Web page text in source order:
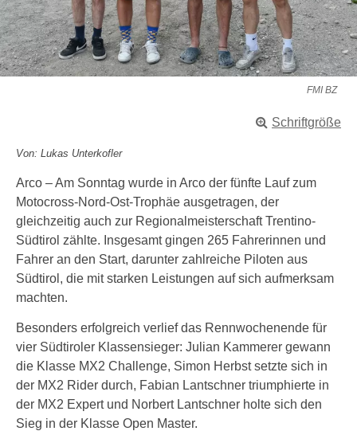
FMI BZ
Schriftgröße
Von: Lukas Unterkofler
Arco – Am Sonntag wurde in Arco der fünfte Lauf zum
Motocross-Nord-Ost-Trophäe ausgetragen, der
gleichzeitig auch zur Regionalmeisterschaft Trentino-
Südtirol zählte. Insgesamt gingen 265 Fahrerinnen und
Fahrer an den Start, darunter zahlreiche Piloten aus
Südtirol, die mit starken Leistungen auf sich aufmerksam
machten.
Besonders erfolgreich verlief das Rennwochenende für
vier Südtiroler Klassensieger: Julian Kammerer gewann
die Klasse MX2 Challenge, Simon Herbst setzte sich in
der MX2 Rider durch, Fabian Lantschner triumphierte in
der MX2 Expert und Norbert Lantschner holte sich den
Sieg in der Klasse Open Master.